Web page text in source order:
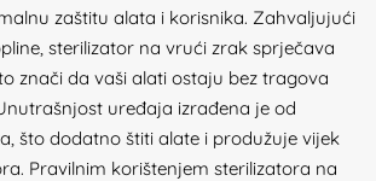
zaštitu alata i korisnika. Zahvaljujući
sterilizator na vrući zrak sprječava
znači da vaši alati ostaju bez tragova
uređaja izrađena je od
što dodatno štiti alate i produžuje vijek
Pravilnim korištenjem sterilizatora na